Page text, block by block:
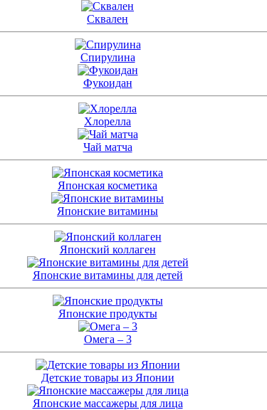
Сквален
Спирулина
Фукоидан
Хлорелла
Чай матча
Японская косметика
Японские витамины
Японский коллаген
Японские витамины для детей
Японские продукты
Омега – 3
Детские товары из Японии
Японские массажеры для лица